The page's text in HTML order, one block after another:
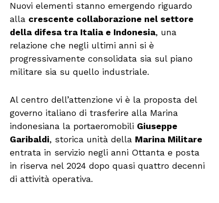
Nuovi elementi stanno emergendo riguardo
alla crescente collaborazione nel settore
della difesa tra Italia e Indonesia, una
relazione che negli ultimi anni si è
progressivamente consolidata sia sul piano
militare sia su quello industriale.
Al centro dell’attenzione vi è la proposta del
governo italiano di trasferire alla Marina
indonesiana la portaeromobili Giuseppe
Garibaldi, storica unità della Marina Militare
entrata in servizio negli anni Ottanta e posta
in riserva nel 2024 dopo quasi quattro decenni
di attività operativa.